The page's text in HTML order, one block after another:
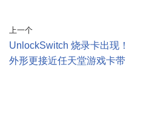
上一个
UnlockSwitch 烧录卡出现！
外形更接近任天堂游戏卡带